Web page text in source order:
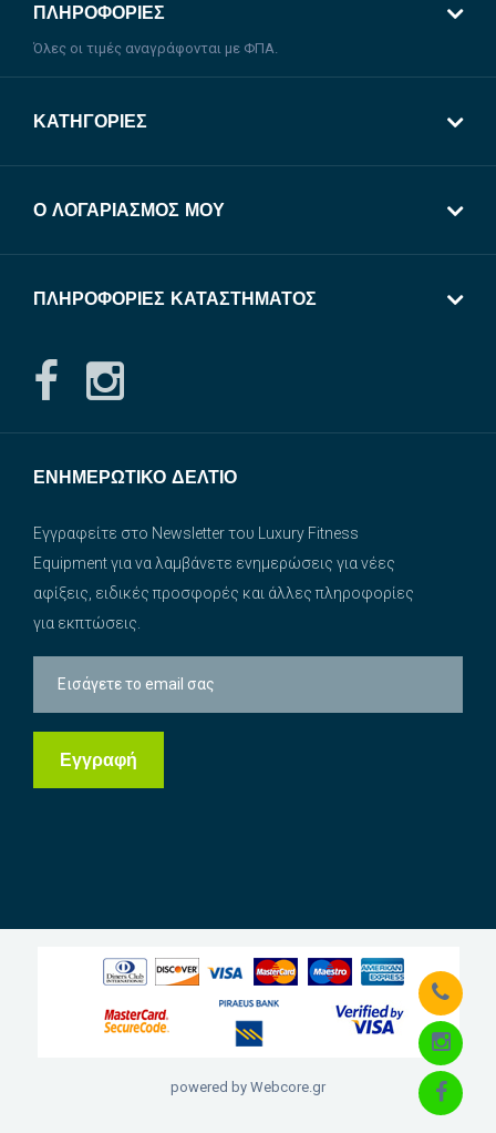
ΠΛΗΡΟΦΟΡΊΕΣ
Όλες οι τιμές αναγράφονται με ΦΠΑ.
ΚΑΤΗΓΟΡΊΕΣ
Ο ΛΟΓΑΡΙΑΣΜΌΣ ΜΟΥ
ΠΛΗΡΟΦΟΡΊΕΣ ΚΑΤΑΣΤΉΜΑΤΟΣ
ΕΝΗΜΕΡΩΤΙΚΌ ΔΕΛΤΊΟ
Εγγραφείτε στο Newsletter του Luxury Fitness
Equipment για να λαμβάνετε ενημερώσεις για νέες
αφίξεις, ειδικές προσφορές και άλλες πληροφορίες
για εκπτώσεις.
powered by Webcore.gr